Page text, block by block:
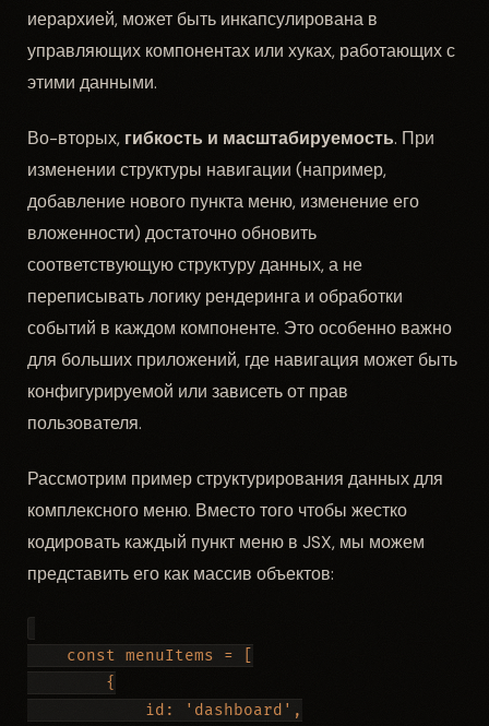
иерархией, может быть инкапсулирована в
управляющих компонентах или хуках, работающих с
этими данными.
Во-вторых, гибкость и масштабируемость. При
изменении структуры навигации (например,
добавление нового пункта меню, изменение его
вложенности) достаточно обновить
соответствующую структуру данных, а не
переписывать логику рендеринга и обработки
событий в каждом компоненте. Это особенно важно
для больших приложений, где навигация может быть
конфигурируемой или зависеть от прав
пользователя.
Рассмотрим пример структурирования данных для
комплексного меню. Вместо того чтобы жестко
кодировать каждый пункт меню в JSX, мы можем
представить его как массив объектов:
    const menuItems = [
        {
            id: 'dashboard',